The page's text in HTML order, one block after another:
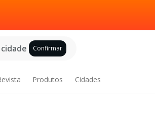
Confirmar
Produtos Cidades